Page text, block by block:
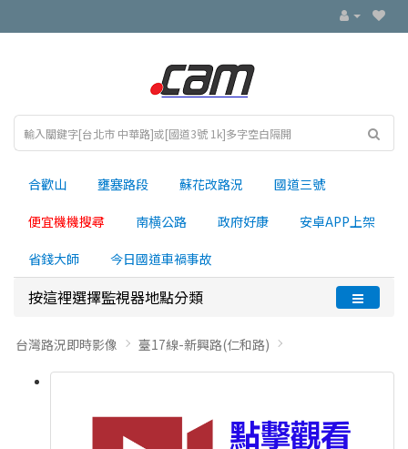
合歡山 壅塞路段 蘇花改路況 國道三號
便宜機機搜尋 南横公路 政府好康 安卓APP上架
省錢大師 今日國道車禍事故
按這裡選擇監視器地點分類
台灣路況即時影像 臺17線-新興路(仁和路)